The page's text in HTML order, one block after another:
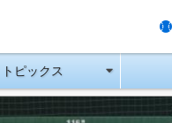
トピックス